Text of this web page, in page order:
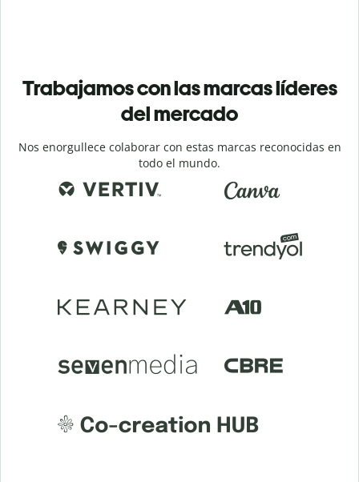
Trabajamos con las marcas líderes
del mercado
Nos enorgullece colaborar con estas marcas reconocidas en
todo el mundo.